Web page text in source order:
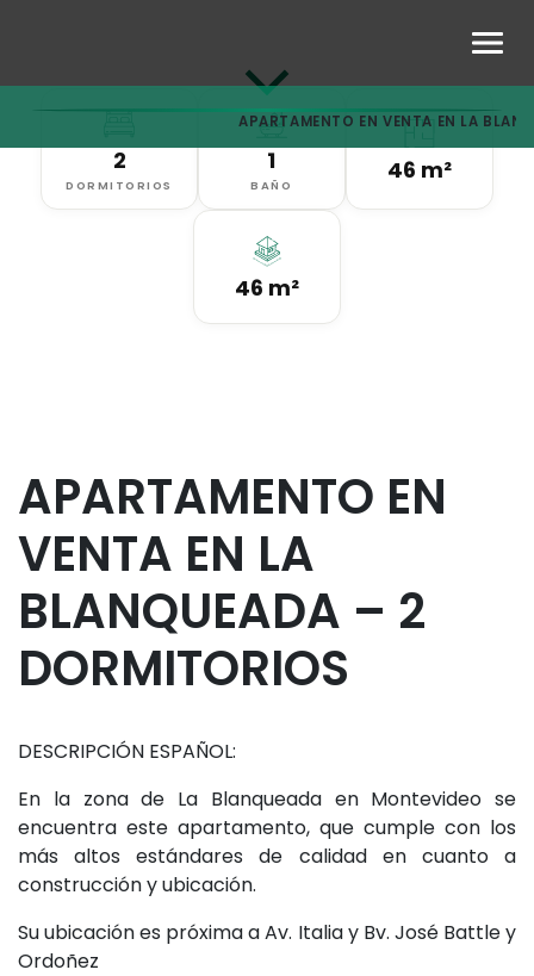
APARTAMENTO EN VENTA EN LA
2
DORMITORIOS
1
BAÑO
46 m²
46 m²
APARTAMENTO EN
VENTA EN LA
BLANQUEADA – 2
DORMITORIOS
DESCRIPCIÓN ESPAÑOL:
En la zona de La Blanqueada en Montevideo se
encuentra este apartamento, que cumple con los
más altos estándares de calidad en cuanto a
construcción y ubicación.
Su ubicación es próxima a Av. Italia y Bv. José Battle y
Ordoñez